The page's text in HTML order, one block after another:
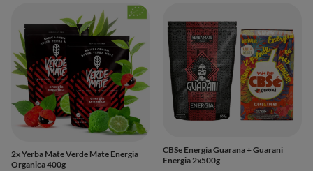
2x Yerba Mate Verde Mate Energia
Organica 400g
CBSe Energia Guarana + Guarani
Energia 2x500g